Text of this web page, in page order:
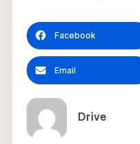
Facebook
Email
Drive